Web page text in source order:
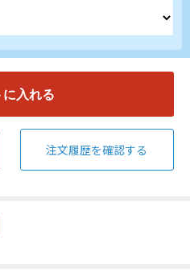
注文履歴を確認する